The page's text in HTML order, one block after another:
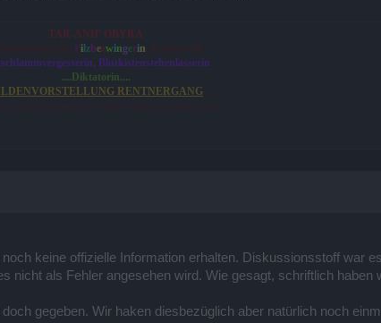
TAR-ANH' OBYRA
i z bezwingerin
Blutkistenstehenlasserin
....Diktatorin....
RENTNERGANG
keine offizielle Information erhalten. Diskussionsstoff war
nicht als Fehler angesehen wird. Wie gesagt, schriftlich haben
gegeben. Wir haken diesbezüglich aber natürlich noch